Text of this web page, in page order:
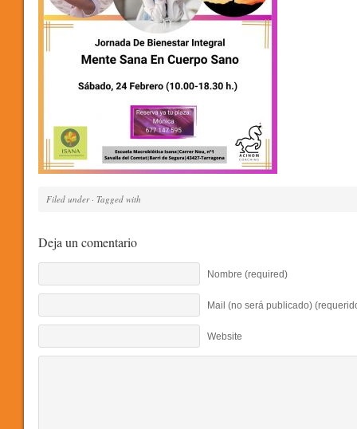
Filed under · Tagged with
Deja un comentario
Nombre (required)
Mail (no será publicado)
Website